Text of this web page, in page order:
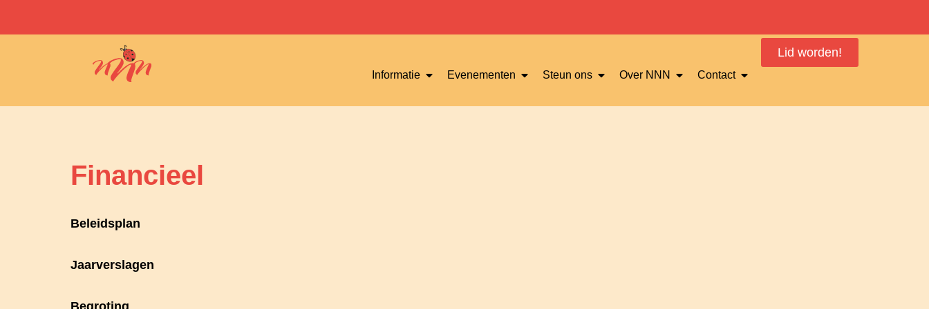
Informatie Evenementen Steun ons Over NNN Contact
Lid worden!
Financieel
Beleidsplan
Jaarverslagen
Begroting